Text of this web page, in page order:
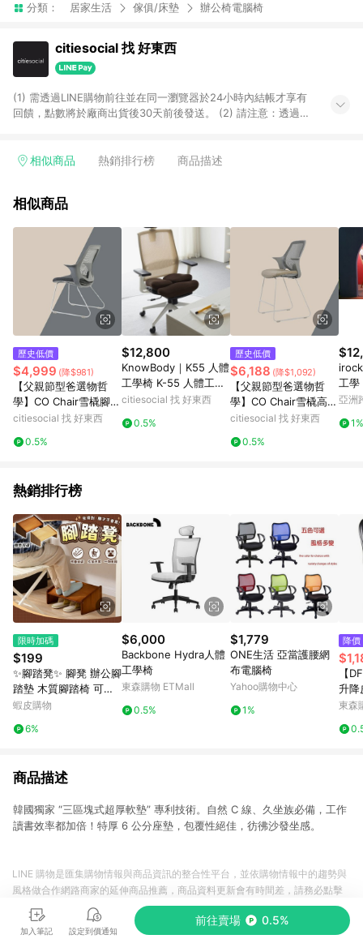
分類： 居家生活 傢俱/床墊 辦公椅電腦椅
citiesocial 找 好東西
(1) 需透過LINE購物前往並在同一瀏覽器於24小時內結帳才享有
回饋，點數將於廠商出貨後30天前後發送。 (2) 請注意：透過
相似商品 熱銷排行榜 商品描述
相似商品
歷史低價
$4,999 (降$981)
【父親節型爸選物哲
學】CO Chair雪橇腳｜
協作空間辦公椅 灰色
citiesocial 找 好東西
0.5%
$12,800
KnowBody｜K55 人體
工學椅 K-55 人體工學
椅-卡其
citiesocial 找 好東西
0.5%
歷史低價
$6,188 (降$1,092)
【父親節型爸選物哲
學】CO Chair雪橇高腳
｜協作空間辦公椅 綠色
citiesocial 找 好東西
0.5%
工學
色
亞洲
1%
熱銷排行榜
限時加碼
$199
✨腳踏凳✨ 腳凳 辦公腳
踏墊 木質腳踏椅 可調
腳凳 三段式調整 腳底
發墊腳板 桌上收納架
蝦皮購物
6%
$6,000
Backbone Hydra人體
工學椅
東森購物 ETMall
0.5%
$1,779
ONE生活 亞當護腰網
布電腦椅
Yahoo購物中心
1%
降價
【
升降
東森
商品描述
韓國獨家 “三區塊式超厚軟墊” 專利技術。自然 C 線、久坐族必備，工作
讀書效率都加倍！特厚 6 公分座墊，包覆性絕佳，彷彿沙發坐感。
加入筆記 設定到價通知
前往賣場 0.5%
LINE 購物是匯集購物情報與商品資訊的整合性平台，並依購物情報中的趨勢與
風格做合作網路商家的延伸商品推薦，商品資料更新會有時間差，請務必點擊
商品至各合作網路商家，確認現售價與購物條件，一切資訊以合作廠商網頁為
準。